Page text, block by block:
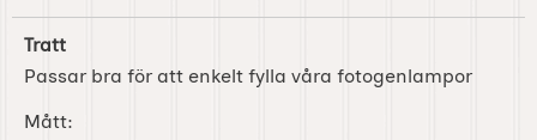
Tratt
Passar bra för att enkelt fylla våra fotogenlampor
Mått: